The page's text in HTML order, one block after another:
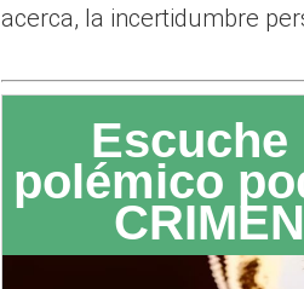
acerca, la incertidumbre
Escuche
polémico